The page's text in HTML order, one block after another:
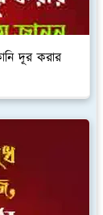
দূর করার